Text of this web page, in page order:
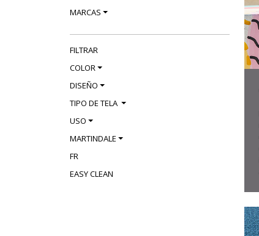
MARCAS
FILTRAR
COLOR
DISEÑO
TIPO DE TELA
USO
MARTINDALE
FR
EASY CLEAN